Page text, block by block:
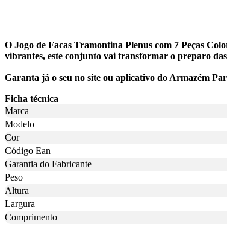
O Jogo de Facas Tramontina Plenus com 7 Peças
vibrantes, este conjunto vai transformar o preparo
Garanta já o seu no site ou aplicativo do Armazém
Ficha técnica
Marca
Modelo
Cor
Código Ean
Garantia do Fabricante
Peso
Altura
Largura
Comprimento